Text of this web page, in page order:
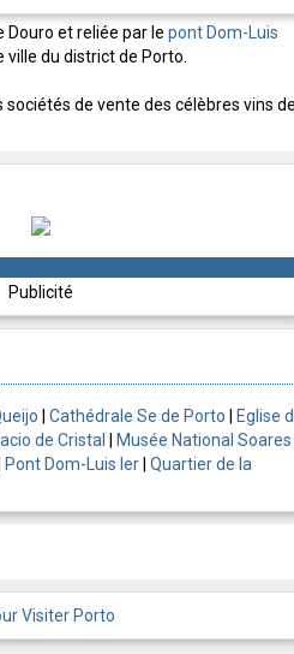
Douro et reliée par le pont Dom-Luis
ville du district de Porto.
sociétés de vente des célèbres vins
Publicité
Cathédrale Se de Porto
Eglise
de Cristal
Musée National Soares
Pont Dom-Luis Ier Quartier de la
Visiter Porto